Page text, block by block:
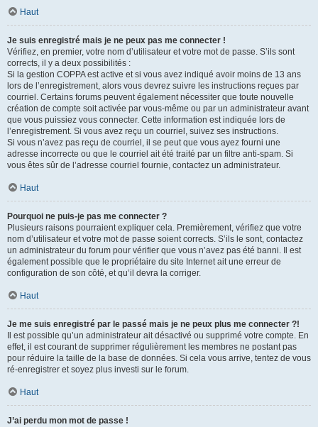
Haut
Je suis enregistré mais je ne peux pas me connecter !
Vérifiez, en premier, votre nom d’utilisateur et votre mot de passe. S’ils sont
corrects, il y a deux possibilités :
Si la gestion COPPA est active et si vous avez indiqué avoir moins de 13 ans
lors de l’enregistrement, alors vous devrez suivre les instructions reçues par
courriel. Certains forums peuvent également nécessiter que toute nouvelle
création de compte soit activée par vous-même ou par un administrateur avant
que vous puissiez vous connecter. Cette information est indiquée lors de
l’enregistrement. Si vous avez reçu un courriel, suivez ses instructions.
Si vous n’avez pas reçu de courriel, il se peut que vous ayez fourni une
adresse incorrecte ou que le courriel ait été traité par un filtre anti-spam. Si
vous êtes sûr de l’adresse courriel fournie, contactez un administrateur.
Haut
Pourquoi ne puis-je pas me connecter ?
Plusieurs raisons pourraient expliquer cela. Premièrement, vérifiez que votre
nom d’utilisateur et votre mot de passe soient corrects. S’ils le sont, contactez
un administrateur du forum pour vérifier que vous n’avez pas été banni. Il est
également possible que le propriétaire du site Internet ait une erreur de
configuration de son côté, et qu’il devra la corriger.
Haut
Je me suis enregistré par le passé mais je ne peux plus me connecter ?!
Il est possible qu’un administrateur ait désactivé ou supprimé votre compte. En
effet, il est courant de supprimer régulièrement les membres ne postant pas
pour réduire la taille de la base de données. Si cela vous arrive, tentez de vous
ré-enregistrer et soyez plus investi sur le forum.
Haut
J’ai perdu mon mot de passe !